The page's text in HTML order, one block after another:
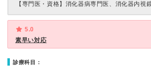
【専門医・資格】 消化器病専門医、消化器内視
5.0
素早い対応
診療科目：